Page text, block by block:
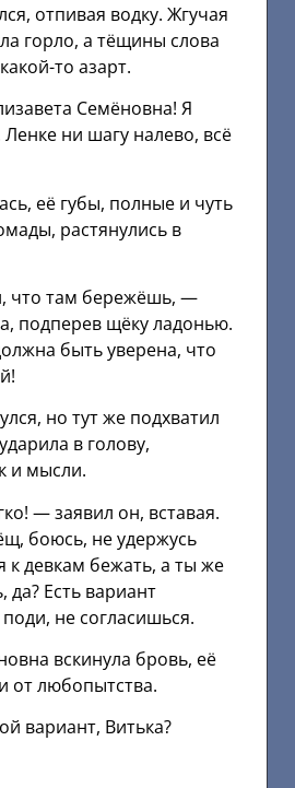
отпивая водку. Жгучая
горло, а тёщины слова
то азарт.
Семёновна! Я
ни шагу налево, всё
её губы, полные и чуть
растянулись в
что там бережёшь, —
подперев щёку ладонью.
быть уверена, что
но тут же подхватил
в голову,
и мысли.
— заявил он, вставая.
боюсь, не удержусь
к девкам бежать, а ты же
да? Есть вариант
не согласишься.
вскинула бровь, её
от любопытства.
вариант, Витька?